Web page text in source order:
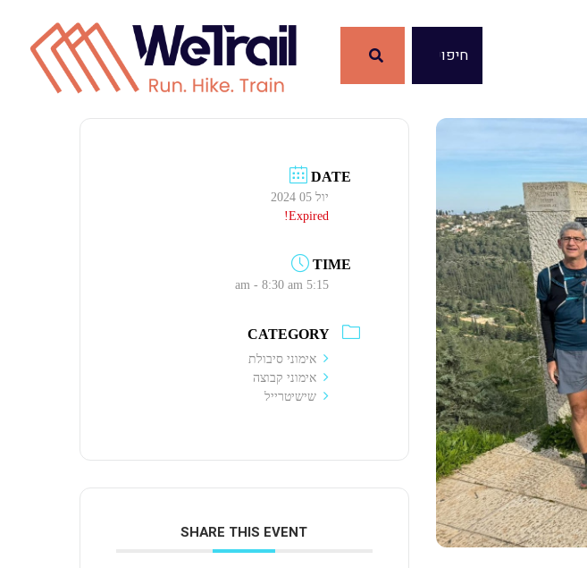
DATE
יול 05 2024
Expired!
TIME
5:15 am - 8:30 am
CATEGORY
אימוני סיבולת
אימוני קבוצה
שישיטרייל
SHARE THIS EVENT